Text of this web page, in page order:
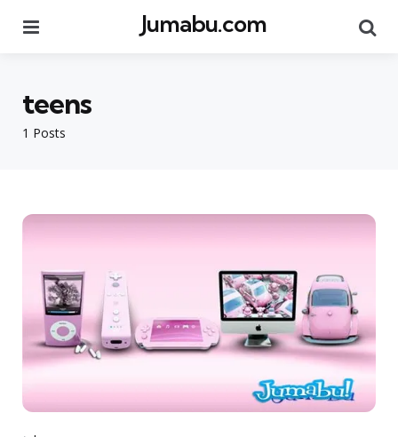
Jumabu.com
1 Posts
teens